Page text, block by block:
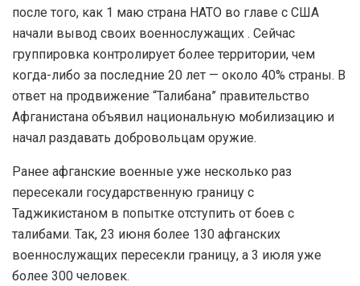
после того, как 1 маю страна НАТО во главе с США
начали вывод своих военнослужащих . Сейчас
группировка контролирует более территории, чем
когда-либо за последние 20 лет — около 40% страны. В
ответ на продвижение “Талибана” правительство
Афганистана объявил национальную мобилизацию и
начал раздавать добровольцам оружие.
Ранее афганские военные уже несколько раз
пересекали государственную границу с
Таджикистаном в попытке отступить от боев с
талибами. Так, 23 июня более 130 афганских
военнослужащих пересекли границу, а 3 июля уже
более 300 человек.